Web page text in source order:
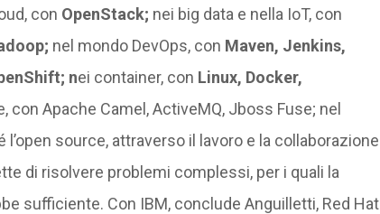
con OpenStack; nei big data e nella IoT, con
nel mondo DevOps, con Maven, Jenkins,
nei container, con Linux, Docker,
con Apache Camel, ActiveMQ, Jboss Fuse; nel
source, attraverso il lavoro e la collaborazione
di risolvere problemi complessi, per i quali la
sufficiente. Con IBM, conclude Anguilletti, Red Hat